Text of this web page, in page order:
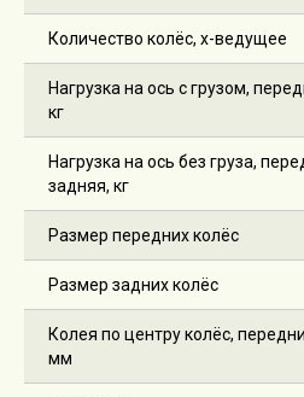
Количество колёс, х-ведущее
Нагрузка на ось с грузом,
кг
Нагрузка на ось без груза,
задняя, кг
Размер передних колёс
Размер задних колёс
Колея по центру колёс,
мм